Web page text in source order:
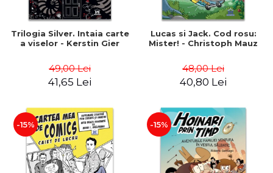
Trilogia Silver. Intaia carte
a viselor - Kerstin Gier
49,00 Lei
41,65 Lei
Lucas si Jack. Cod rosu:
Mister! - Christoph Mauz
48,00 Lei
40,80 Lei
-15% -15%